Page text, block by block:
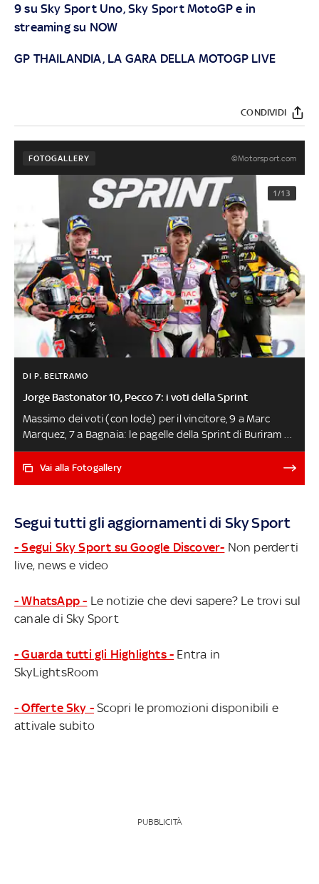
9 su Sky Sport Uno, Sky Sport MotoGP e in
streaming su NOW
GP THAILANDIA, LA GARA DELLA MOTOGP LIVE
CONDIVIDI
FOTOGALLERY ©Motorsport.com
1/13
DI P. BELTRAMO
Jorge Bastonator 10, Pecco 7: i voti della Sprint
Massimo dei voti (con lode) per il vincitore, 9 a Marc
Marquez, 7 a Bagnaia: le pagelle della Sprint di Buriram a
cura di Paolo Beltramo. Domenica il Gran Premio di
Thailandia in diretta alle 9 su Sky Sport Uno, Sky Sport
Vai alla Fotogallery
Segui tutti gli aggiornamenti di Sky Sport
- Segui Sky Sport su Google Discover- Non perderti
live, news e video
- WhatsApp - Le notizie che devi sapere? Le trovi sul
canale di Sky Sport
- Guarda tutti gli Highlights - Entra in
SkyLightsRoom
- Offerte Sky - Scopri le promozioni disponibili e
attivale subito
PUBBLICITÀ